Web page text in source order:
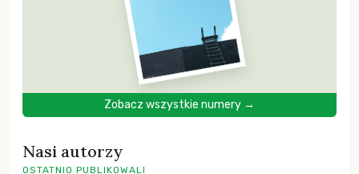
Zobacz wszystkie numery →
Nasi autorzy
OSTATNIO PUBLIKOWALI